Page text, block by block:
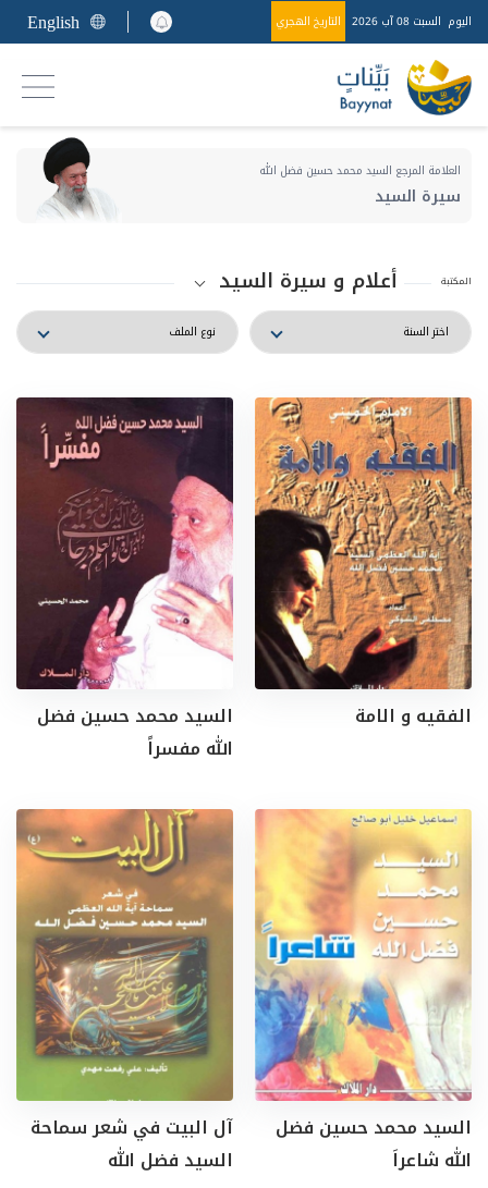
اليوم السبت 08 آب 2026 التاريخ الهجري English
العلامة المرجع السيد محمد حسين فضل الله
سيرة السيد
المكتبة أعلام و سيرة السيد
الفقيه و الامة
السيد محمد حسين فضل
الله مفسراً
السيد محمد حسين فضل
الله شاعراَ
آل البيت في شعر سماحة
السيد فضل الله